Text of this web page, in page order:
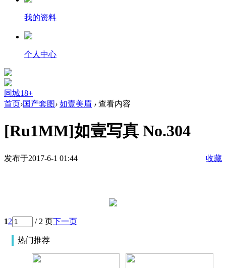
我的资料
个人中心
同城18+
首页›国产套图› 如壹美眉 › 查看内容
[Ru1MM]如壹写真 No.304
发布于2017-6-1 01:44 收藏
12 / 2 页下一页
热门推荐